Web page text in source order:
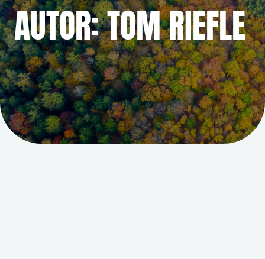
AUTOR: TOM RIEFLE